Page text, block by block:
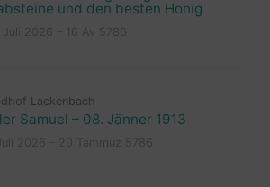
und den besten Honig
Lackenbach
Samuel – 08. Jänner 1913